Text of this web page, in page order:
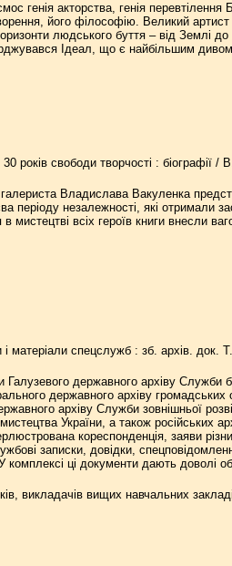
генія акторства, генія
його філософію. Великий
людського буття – від Землі
Ідеал, що є найбільшим
років свободи творчості : біографії /
Владислава Вакуленка
періоду незалежності, які отримали
мистецтві всіх героїв книги внесли
і матеріали спецслужб : зб. архів. док.
державного архіву Служби
державного архіву
архіву Служби зовнішньої
України, а також російських
кореспонденція, заяви
записки, довідки,
комплексі ці документи дають доволі
викладачів вищих навчальних